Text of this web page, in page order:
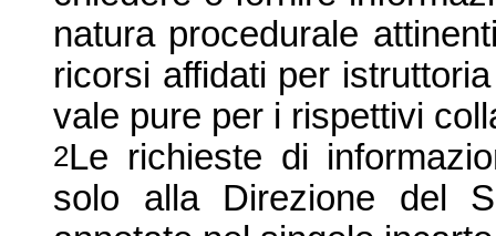
natura procedurale
ricorsi affidati per
vale pure per i rispettivi
2Le richieste di
solo alla Direzione del